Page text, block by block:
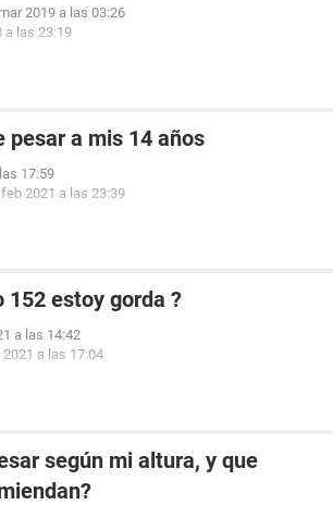
2019 a las 03:26
a las 23:19
pesar a mis 14 años
17:59
feb 2021 a las 23:39
152 estoy gorda ?
a las 14:42
2021 a las 17:04
según mi altura, y que